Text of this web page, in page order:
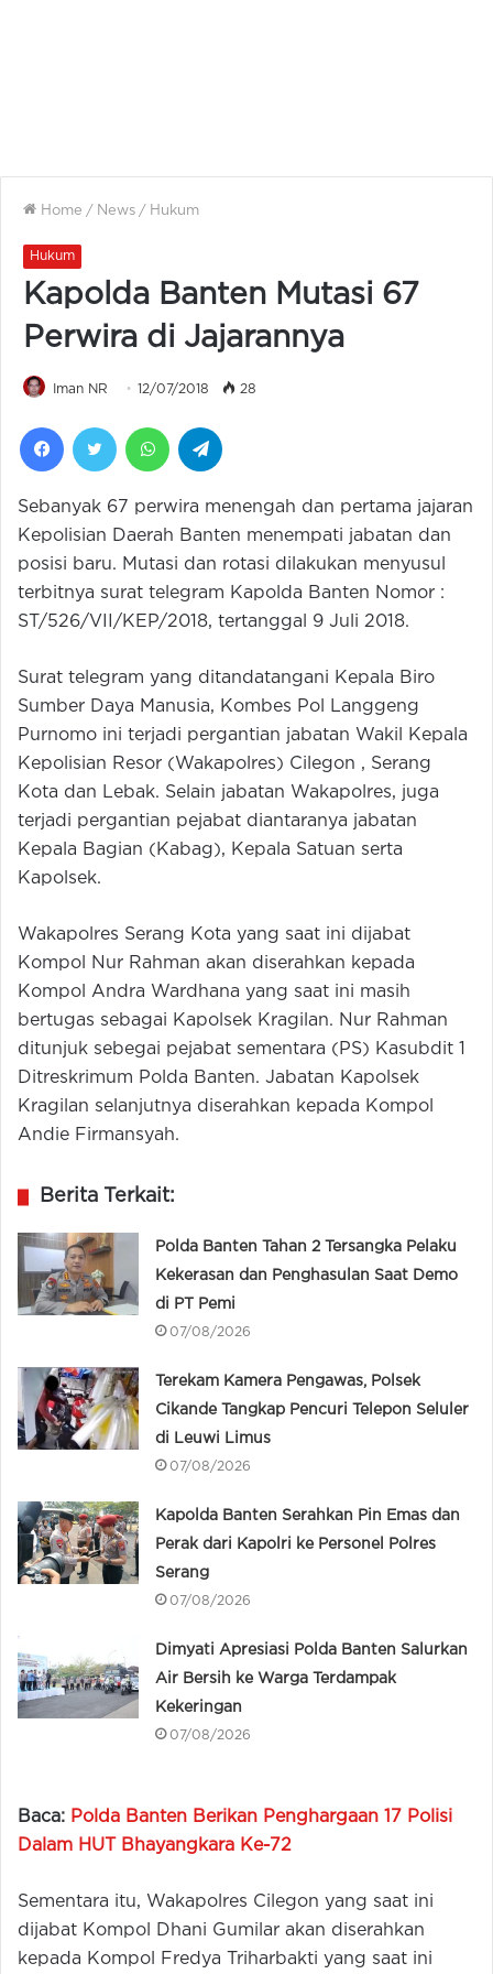
Home / News / Hukum
Hukum
Kapolda Banten Mutasi 67
Perwira di Jajarannya
Iman NR 12/07/2018 28
FacebookTwitter WhatsApp
Sebanyak 67 perwira menengah dan pertama jajaran
Kepolisian Daerah Banten menempati jabatan dan
posisi baru. Mutasi dan rotasi dilakukan menyusul
terbitnya surat telegram Kapolda Banten Nomor :
ST/526/VII/KEP/2018, tertanggal 9 Juli 2018.
Surat telegram yang ditandatangani Kepala Biro
Sumber Daya Manusia, Kombes Pol Langgeng
Purnomo ini terjadi pergantian jabatan Wakil Kepala
Kepolisian Resor (Wakapolres) Cilegon , Serang
Kota dan Lebak. Selain jabatan Wakapolres, juga
terjadi pergantian pejabat diantaranya jabatan
Kepala Bagian (Kabag), Kepala Satuan serta
Kapolsek.
Wakapolres Serang Kota yang saat ini dijabat
Kompol Nur Rahman akan diserahkan kepada
Kompol Andra Wardhana yang saat ini masih
bertugas sebagai Kapolsek Kragilan. Nur Rahman
ditunjuk sebegai pejabat sementara (PS) Kasubdit 1
Ditreskrimum Polda Banten. Jabatan Kapolsek
Kragilan selanjutnya diserahkan kepada Kompol
Andie Firmansyah.
Berita Terkait:
Polda Banten Tahan 2 Tersangka Pelaku
Kekerasan dan Penghasulan Saat Demo
di PT Pemi
07/08/2026
Terekam Kamera Pengawas, Polsek
Cikande Tangkap Pencuri Telepon Seluler
di Leuwi Limus
07/08/2026
Kapolda Banten Serahkan Pin Emas dan
Perak dari Kapolri ke Personel Polres
Serang
07/08/2026
Dimyati Apresiasi Polda Banten Salurkan
Air Bersih ke Warga Terdampak
Kekeringan
07/08/2026
Baca: Polda Banten Berikan Penghargaan 17 Polisi
Dalam HUT Bhayangkara Ke-72
Sementara itu, Wakapolres Cilegon yang saat ini
dijabat Kompol Dhani Gumilar akan diserahkan
kepada Kompol Fredya Triharbakti yang saat ini